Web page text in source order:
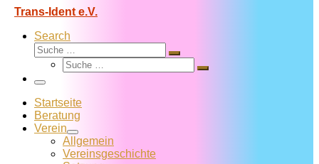
Trans-Ident e.V.
Search
Suche
Suche
Suche
Suche
Menü
Startseite
Beratung
Verein
Allgemein
Vereins­geschichte